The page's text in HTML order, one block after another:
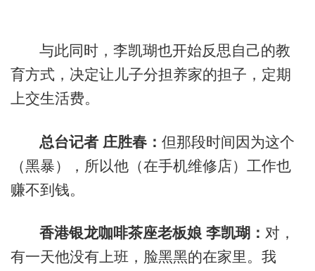
与此同时，李凯瑚也开始反思自己的教
育方式，决定让儿子分担养家的担子，定期
上交生活费。
总台记者 庄胜春： 但那段时间因为这个
（黑暴），所以他（在手机维修店）工作也
赚不到钱。
香港银龙咖啡茶座老板娘 李凯瑚： 对，
有一天他没有上班，脸黑黑的在家里。我